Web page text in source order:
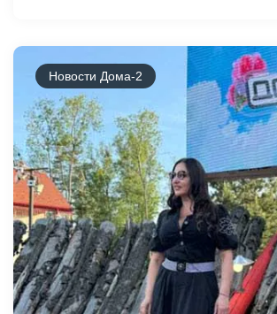
Новости Дома-2